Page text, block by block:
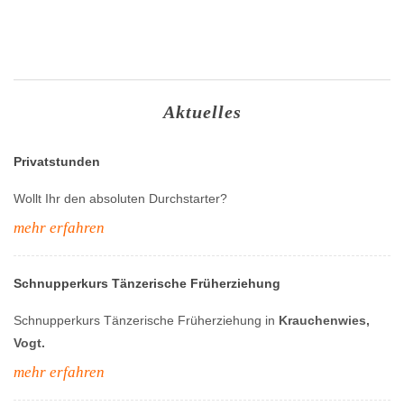
Aktuelles
Privatstunden
Wollt Ihr den absoluten Durchstarter?
mehr erfahren
Schnupperkurs Tänzerische Früherziehung
Schnupperkurs Tänzerische Früherziehung in Krauchenwies,
Vogt.
mehr erfahren